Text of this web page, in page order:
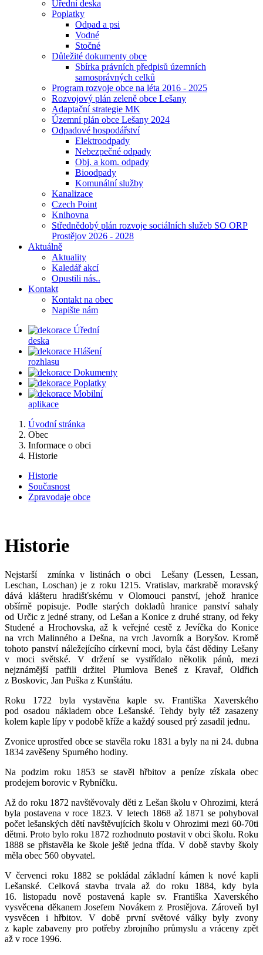
Úřední deska
Poplatky
Odpad a psi
Vodné
Stočné
Důležité dokumenty obce
Sbírka právních předpisů územních
samosprávných celků
Program rozvoje obce na léta 2016 - 2025
Rozvojový plán zeleně obce Lešany
Adaptační strategie MK
Územní plán obce Lešany 2024
Odpadové hospodářství
Elektroodpady
Nebezpečné odpady
Obj. a kom. odpady
Bioodpady
Komunální služby
Kanalizace
Czech Point
Knihovna
Střednědobý plán rozvoje sociálních služeb SO ORP
Prostějov 2026 - 2028
Aktuálně
Aktuality
Kaledář akcí
Opustili nás..
Kontakt
Kontakt na obec
Napište nám
Úřední
deska
Hlášení
rozhlasu
Dokumenty
Poplatky
Mobilní
aplikace
Úvodní stránka
Obec
Informace o obci
Historie
Historie
Současnost
Zpravodaje obce
Historie
Nejstarší zmínka v listinách o obci Lešany (Lessen, Lessan,
Leschan, Loschan) je z roku 1215. Vratislav, markrabě moravský
dává klášteru hradišťskému v Olomouci panství, jehož hranice
obšírně popisuje. Podle starých dokladů hranice panství sahaly
od Určic z jedné strany, od Lešan a Konice z druhé strany, od řeky
Studené a Hrochovska, až k veřejné cestě z Jevíčka do Konice
na vrch Malinného a Dešna, na vrch Javorník a Boryšov. Kromě
tohoto panství náležejícího církevní moci, byla část dědiny Lešany
v moci světské. V držení se vystřídalo několik pánů, mezi
nejznámější patřili držitel Plumlova Beneš z Kravař, Oldřich
z Boskovic, Jan Puška z Kunštátu.
Roku 1722 byla vystavěna kaple sv. Františka Xaverského
pod osadou nákladem obce Lešanské. Tehdy byly též zasazeny
kolem kaple lípy v podobě kříže a každý soused prý zasadil jednu.
Zvonice uprostřed obce se stavěla roku 1831 a byly na ni 24. dubna
1834 zavěšeny Spurného hodiny.
Na podzim roku 1853 se stavěl hřbitov a peníze získala obec
prodejem borovic v Rybníčku.
Až do roku 1872 navštěvovaly děti z Lešan školu v Ohrozimi, která
byla postavena v roce 1823. V letech 1868 až 1871 se pohyboval
počet lešanských dětí navštěvujících školu v Ohrozimi mezi 60-70ti
dětmi. Proto bylo roku 1872 rozhodnuto postavit v obci školu. Roku
1888 se přistavěla ke škole ještě jedna třída. V době stavby školy
měla obec 560 obyvatel.
V červenci roku 1882 se pokládal základní kámen k nové kapli
Lešanské. Celková stavba trvala až do roku 1884, kdy byla
16. listopadu nově postavená kaple sv. Františka Xaverského
vysvěcena děkanem Josefem Novákem z Prostějova. Zároveň byl
vysvěcen i hřbitov. V době první světové války byly zvony
z kaple zabaveny pro potřeby zbrojního průmyslu a vráceny zpět
až v roce 1996.